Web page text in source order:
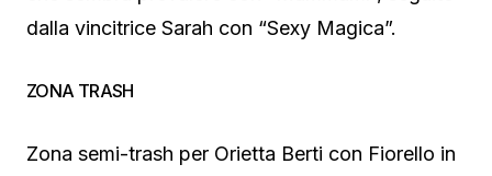
dalla vincitrice Sarah con “Sexy Magica”.
ZONA TRASH
Zona semi-trash per Orietta Berti con Fiorello in